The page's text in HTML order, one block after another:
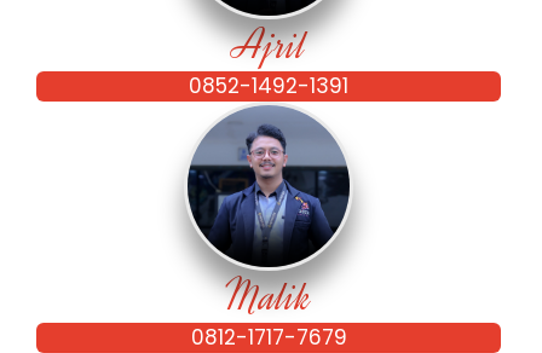
Ajril
0852-1492-1391
Malik
0812-1717-7679